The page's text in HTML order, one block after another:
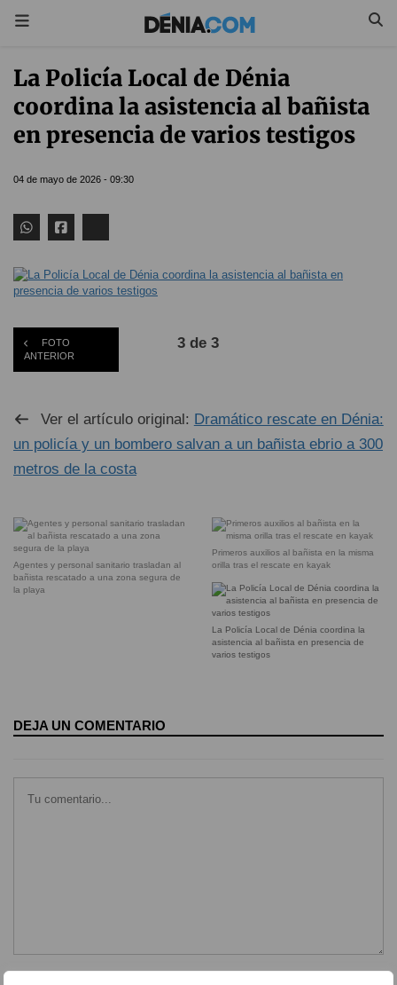
La Policía Local de Dénia
coordina la asistencia al bañista
en presencia de varios testigos
04 de mayo de 2026 - 09:30
FOTO
ANTERIOR
3 de 3
Ver el artículo original: Dramático rescate en Dénia:
un policía y un bombero salvan a un bañista ebrio a 300
metros de la costa
Agentes y personal sanitario trasladan al
bañista rescatado a una zona segura de
la playa
Primeros auxilios al bañista en la misma
orilla tras el rescate en kayak
La Policía Local de Dénia coordina la
asistencia al bañista en presencia de
varios testigos
DEJA UN COMENTARIO